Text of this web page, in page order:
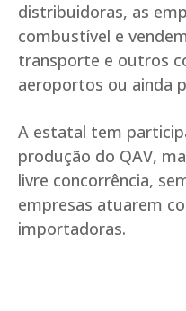
distribuidoras, as
combustível e
transporte e outros
aeroportos ou ainda
A estatal tem
produção do QAV,
livre concorrência,
empresas atuarem
importadoras.